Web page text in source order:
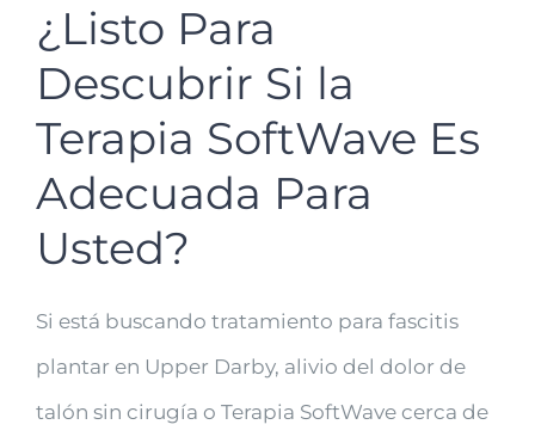
¿Listo Para
Descubrir Si la
Terapia SoftWave Es
Adecuada Para
Usted?
Si está buscando tratamiento para fascitis
plantar en Upper Darby, alivio del dolor de
talón sin cirugía o Terapia SoftWave cerca de